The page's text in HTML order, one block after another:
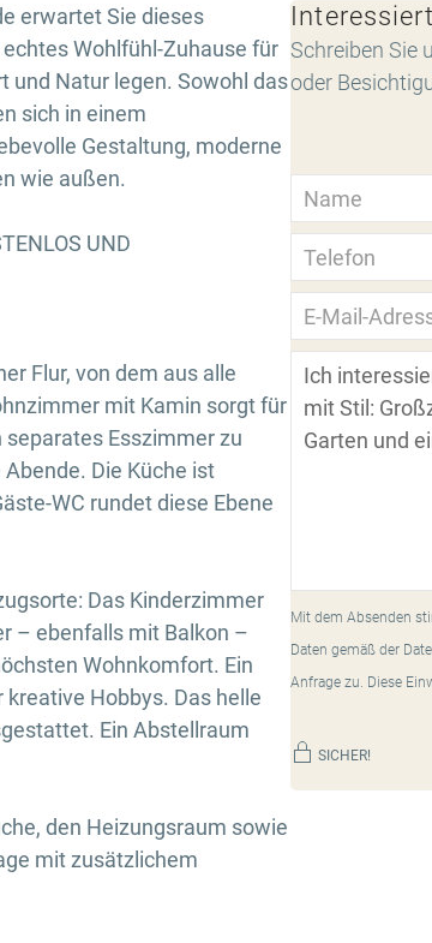
erwartet Sie dieses
Wohlfühl-Zuhause für
und Natur legen. Sowohl das
sich in einem
Gestaltung, moderne
wie außen.
UND
Flur, von dem aus alle
mit Kamin sorgt für
Esszimmer zu
Die Küche ist
WC rundet diese Ebene
Das Kinderzimmer
– ebenfalls mit Balkon –
Wohnkomfort. Ein
Hobbys. Das helle
Ein Abstellraum
den Heizungsraum sowie
mit zusätzlichem
Schreiben Sie
oder
Mit dem Absenden
Daten gemäß der
Anfrage zu. Diese
SICHER!